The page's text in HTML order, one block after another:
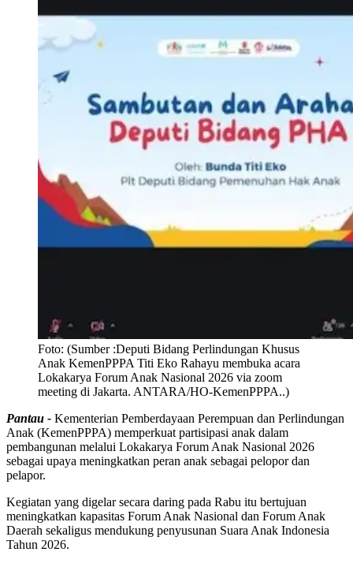
Foto: (Sumber :Deputi Bidang Perlindungan Khusus
Anak KemenPPPA Titi Eko Rahayu membuka acara
Lokakarya Forum Anak Nasional 2026 via zoom
meeting di Jakarta. ANTARA/HO-KemenPPPA..)
Pantau - Kementerian Pemberdayaan Perempuan dan Perlindungan
Anak (KemenPPPA) memperkuat partisipasi anak dalam
pembangunan melalui Lokakarya Forum Anak Nasional 2026
sebagai upaya meningkatkan peran anak sebagai pelopor dan
pelapor.
Kegiatan yang digelar secara daring pada Rabu itu bertujuan
meningkatkan kapasitas Forum Anak Nasional dan Forum Anak
Daerah sekaligus mendukung penyusunan Suara Anak Indonesia
Tahun 2026.